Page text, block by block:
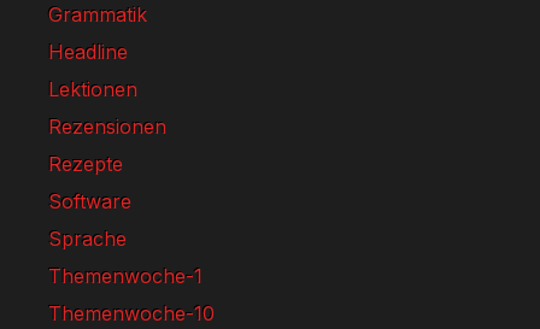
Grammatik
Headline
Lektionen
Rezensionen
Rezepte
Software
Sprache
Themenwoche-1
Themenwoche-10